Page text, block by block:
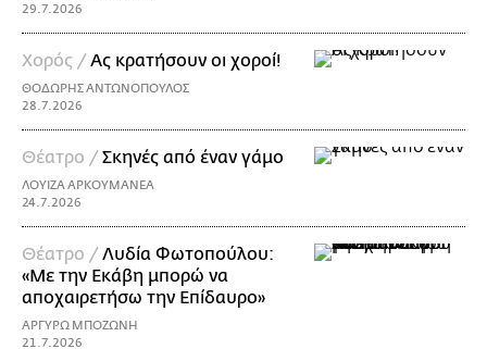
29.7.2026
Χορός /Ας κρατήσουν οι χοροί!
ΘΟΔΩΡΗΣ ΑΝΤΩΝΟΠΟΥΛΟΣ
28.7.2026
Θέατρο /Σκηνές από έναν γάμο
ΛΟΥΙΖΑ ΑΡΚΟΥΜΑΝΕΑ
24.7.2026
Θέατρο /Λυδία Φωτοπούλου:
«Με την Εκάβη μπορώ να
αποχαιρετήσω την Επίδαυρο»
ΑΡΓΥΡΩ ΜΠΟΖΩΝΗ
21.7.2026